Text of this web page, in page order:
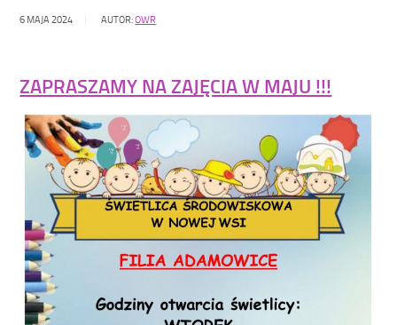
6 MAJA 2024 AUTOR:OWR
ZAPRASZAMY NA ZAJĘCIA W MAJU !!!